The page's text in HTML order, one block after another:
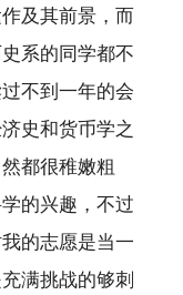
及其前景，而
系的同学都不
不到一年的会
史和货币学之
都很稚嫩粗
的兴趣，不过
的志愿是当一
满挑战的够刺